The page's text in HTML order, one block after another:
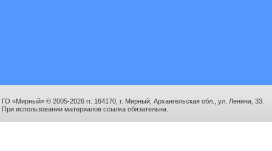
ГО «Мирный» © 2005-2026 гг. 164170, г. Мирный, Архангельская обл., ул. Ленина, 33.
При использовании материалов ссылка обязательна.